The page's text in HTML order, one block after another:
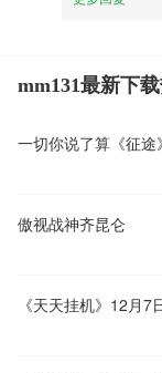
mm131最新下
傲视战神齐昆仑
《天天挂机》12月